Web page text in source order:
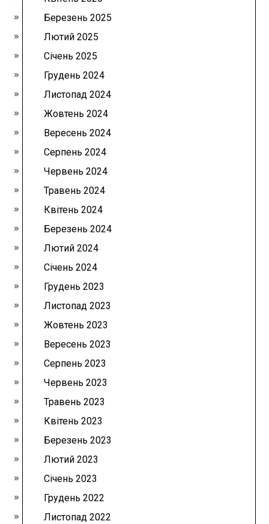
Березень 2025
Лютий 2025
Січень 2025
Грудень 2024
Листопад 2024
Жовтень 2024
Вересень 2024
Серпень 2024
Червень 2024
Травень 2024
Квітень 2024
Березень 2024
Лютий 2024
Січень 2024
Грудень 2023
Листопад 2023
Жовтень 2023
Вересень 2023
Серпень 2023
Червень 2023
Травень 2023
Квітень 2023
Березень 2023
Лютий 2023
Січень 2023
Грудень 2022
Листопад 2022